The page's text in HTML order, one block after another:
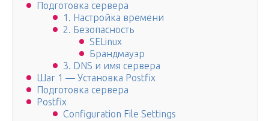
Подготовка сервера
1. Настройка времени
2. Безопасность
SELinux
Брандмауэр
3. DNS и имя сервера
Шаг 1 — Установка Postfix
Подготовка сервера
Postfix
Configuration File Settings